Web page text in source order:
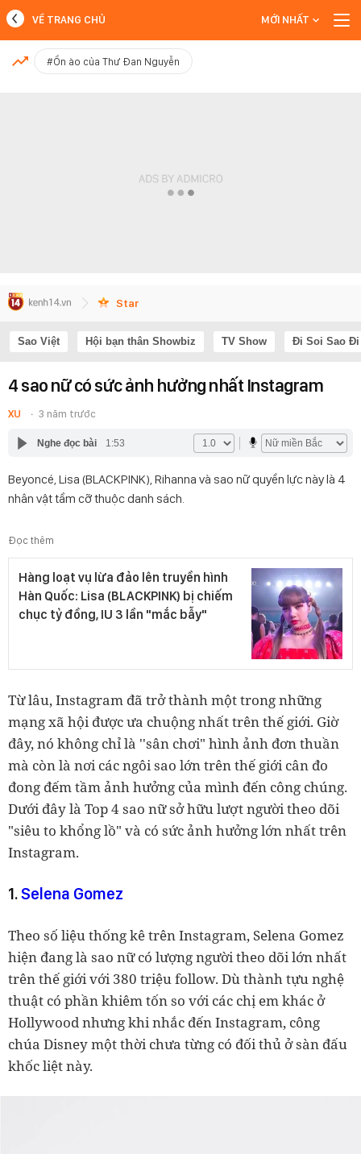
MỚI NHẤT
VỀ TRANG CHỦ MỚI NHẤT
#Ồn ào của Thư Đan Nguyễn
Star
Sao Việt Hội bạn thân Showbiz TV Show Đi Soi Sao Đi
4 sao nữ có sức ảnh hưởng nhất Instagram
XU 3 năm trước
Nghe đọc bài 1:53
Beyoncé, Lisa (BLACKPINK), Rihanna và sao nữ quyền lực này là 4
nhân vật tầm cỡ thuộc danh sách.
Đọc thêm
Hàng loạt vụ lừa đảo lên truyền hình
Hàn Quốc: Lisa (BLACKPINK) bị chiếm
chục tỷ đồng, IU 3 lần "mắc bẫy"
Từ lâu, Instagram đã trở thành một trong những
mạng xã hội được ưa chuộng nhất trên thế giới. Giờ
đây, nó không chỉ là ''sân chơi" hình ảnh đơn thuần
mà còn là nơi các ngôi sao lớn trên thế giới cân đo
đong đếm tầm ảnh hưởng của mình đến công chúng.
Dưới đây là Top 4 sao nữ sở hữu lượt người theo dõi
"siêu to khổng lồ" và có sức ảnh hưởng lớn nhất trên
Instagram.
1.Selena Gomez
Theo số liệu thống kê trên Instagram, Selena Gomez
hiện đang là sao nữ có lượng người theo dõi lớn nhất
trên thế giới với 380 triệu follow. Dù thành tựu nghệ
thuật có phần khiêm tốn so với các chị em khác ở
Hollywood nhưng khi nhắc đến Instagram, công
chúa Disney một thời chưa từng có đối thủ ở sàn đấu
khốc liệt này.